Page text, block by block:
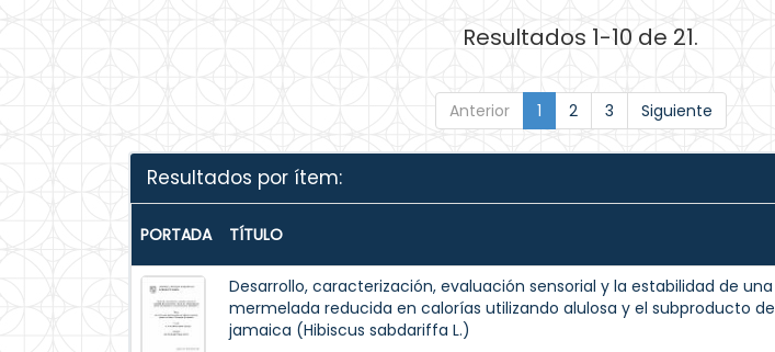
Resultados 1-10 de 21.
Anterior 1 2 3 Siguiente
Resultados por ítem:
PORTADA TÍTULO
Desarrollo, caracterización, evaluación sensorial y la estabilidad de una
mermelada reducida en calorías utilizando alulosa y el subproducto de
jamaica (Hibiscus sabdariffa L.)